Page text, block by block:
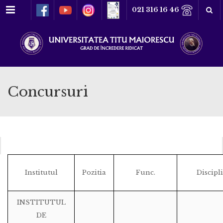
Meniu 021 316 16 46
Concursuri
Institutul Pozitia Func.
INSTITUTUL
DE